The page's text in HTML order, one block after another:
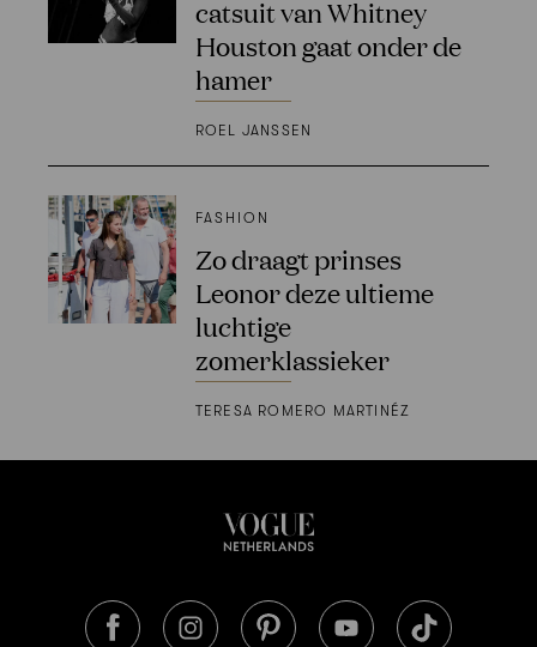
catsuit van Whitney
Houston gaat onder de
hamer
ROEL JANSSEN
FASHION
Zo draagt prinses
Leonor deze ultieme
luchtige
zomerklassieker
TERESA ROMERO MARTINÉZ